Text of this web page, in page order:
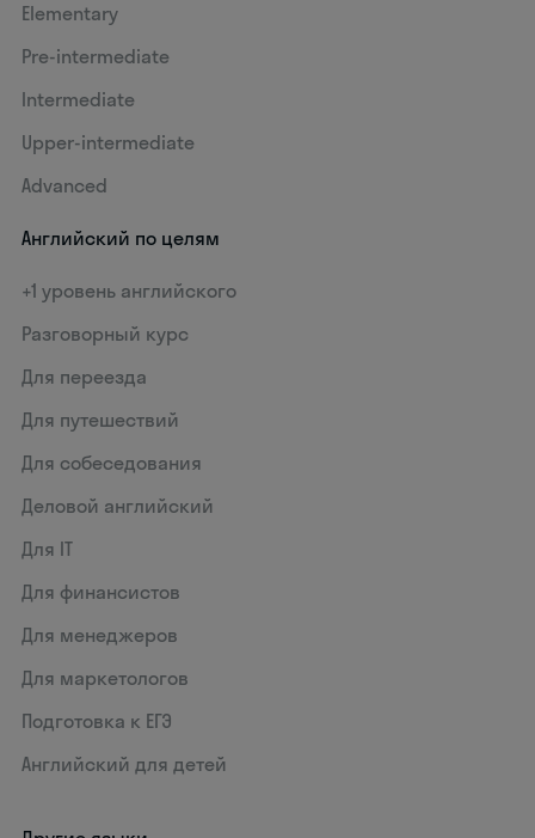
Elementary
Pre-intermediate
Intermediate
Upper-intermediate
Advanced
Английский по целям
+1 уровень английского
Разговорный курс
Для переезда
Для путешествий
Для собеседования
Деловой английский
Для IT
Для финансистов
Для менеджеров
Для маркетологов
Подготовка к ЕГЭ
Английский для детей